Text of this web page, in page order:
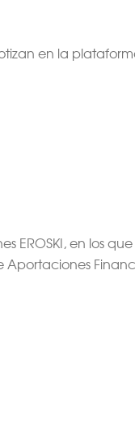
en la
EROSKI, en los